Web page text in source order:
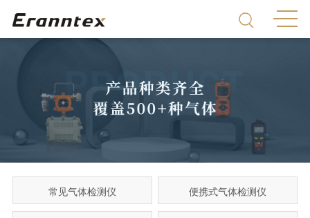
常见气体检测仪 便携式气体检测仪